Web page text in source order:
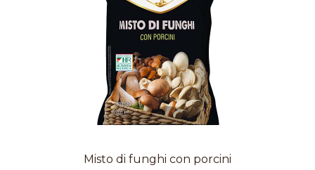
Misto di funghi con porcini